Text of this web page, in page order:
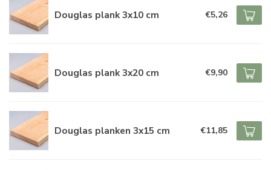
Douglas plank 3x10 cm €5,26
Douglas plank 3x20 cm €9,90
Douglas planken 3x15 cm €11,85